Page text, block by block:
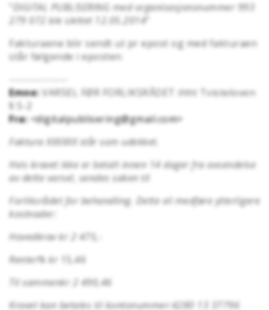
DIGITAL PUBLISERING med organisasjonsnummer 993
279 072 ble slettet 12.05.2014"
Fakturaene blir sendt ut pr epost og med fakturaen
står følgende i eposten:
Emne: VARSEL FØR FORLIKSRÅD​ET ihht Tvistelove​n
§ 5-2
Fra: <digitalpublisering@gmail.com>
Faktura XXXXXX står som udekket.
Hvis kravet ikke er betalt innen 14 dager fra avsendelse
av dette varsel, sendes saken til
Forliksrådet for behandling. Dette vil medføre ytterligere
kostnader:
Hovedkrav kr 2 475,-
Renter% kr 15,46
Til sammenkr 2 490,46
Kravet kan betales til kontonummer:4280 13 37796